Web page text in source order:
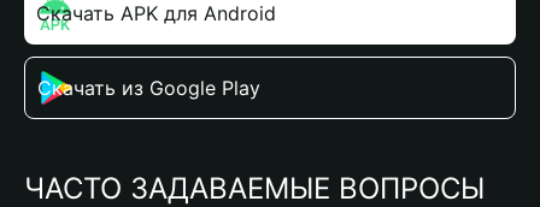
Скачать APK для Android
Скачать из Google Play
ЧАСТО ЗАДАВАЕМЫЕ ВОПРОСЫ